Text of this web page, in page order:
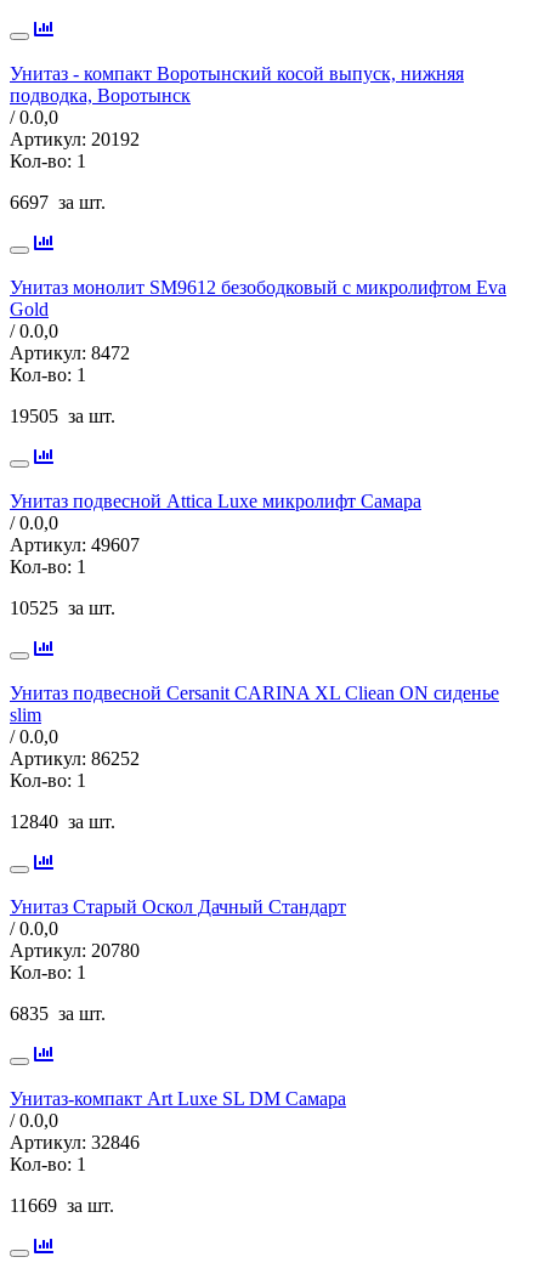
Унитаз - компакт Воротынский косой выпуск, нижняя
подводка, Воротынск
/ 0.0,0
Артикул: 20192
Кол-во: 1
6697 за шт.
Унитаз монолит SM9612 безободковый с микролифтом Eva
Gold
/ 0.0,0
Артикул: 8472
Кол-во: 1
19505 за шт.
Унитаз подвесной Attica Luxe микролифт Самара
/ 0.0,0
Артикул: 49607
Кол-во: 1
10525 за шт.
Унитаз подвесной Cersanit CARINA XL Cliean ON сиденье
slim
/ 0.0,0
Артикул: 86252
Кол-во: 1
12840 за шт.
Унитаз Старый Оскол Дачный Стандарт
/ 0.0,0
Артикул: 20780
Кол-во: 1
6835 за шт.
Унитаз-компакт Art Luxe SL DM Самара
/ 0.0,0
Артикул: 32846
Кол-во: 1
11669 за шт.